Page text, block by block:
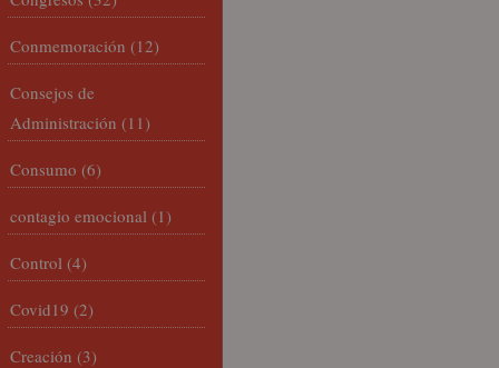
Conmemoración (12)
Consejos de
Administración (11)
Consumo (6)
contagio emocional (1)
Control (4)
Covid19 (2)
Creación (3)